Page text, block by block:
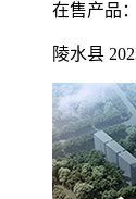
在售产品
陵水县